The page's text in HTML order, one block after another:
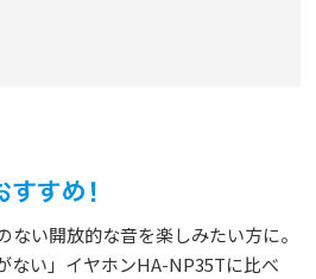
ない開放的な音を楽しみたい方に。
ない」イヤホンHA-NP35Tに比べ